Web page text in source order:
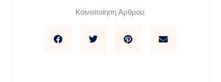
Κοινοποίηση Άρθρου: